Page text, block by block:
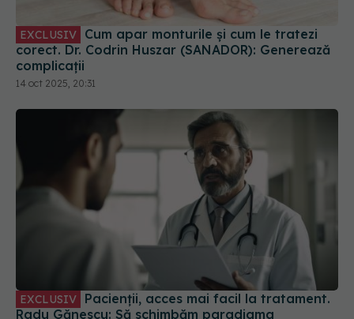
corect. Dr. Codrin Huszar (SANADOR): Generează
complicații
14 oct 2025, 20:31
Radu Gănescu: Să schimbăm paradigma
13 iun 2025, 16:06